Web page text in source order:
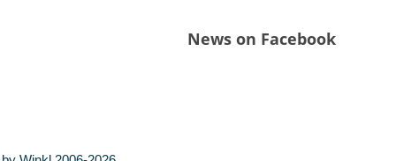
News on Facebook